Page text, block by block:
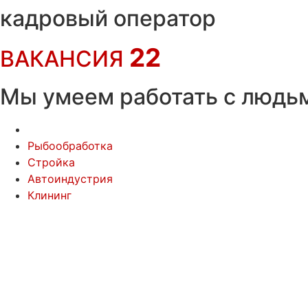
ккадровый оператор
ВАКАНСИЯ 22
Мы умеем работать с
Рыбообработка
Стройка
Автоиндустрия
Клининг